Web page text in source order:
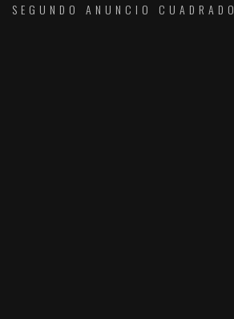
SEGUNDO ANUNCIO CUADRADO